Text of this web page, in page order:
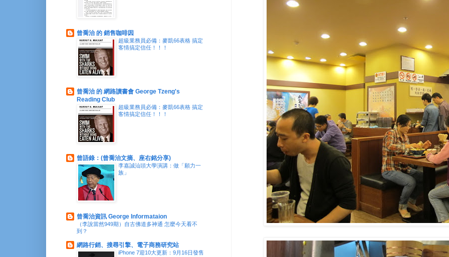
曾喬治 的 銷售咖啡因
超級業務員必備：麥凱66表格 搞定
客情搞定信任！！！
曾喬治 的 網路讀書會 George Tzeng's
Reading Club
超級業務員必備：麥凱66表格 搞定
客情搞定信任！！！
曾語錄：(曾喬治文摘、座右銘分享)
李嘉誠汕頭大學演講：做「願力一
族」
曾喬治資訊 George Informataion
（李說當然949期）自古佛道多神通 怎麼今天看不
到？
網路行銷、搜尋引擎、電子商務研究站
iPhone 7迎10大更新：9月16日發售